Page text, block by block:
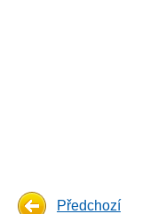
Předchozí